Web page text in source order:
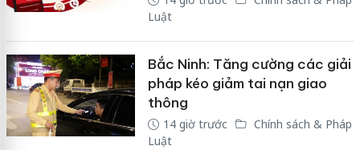
Luật
Bắc Ninh: Tăng cường các giải
pháp kéo giảm tai nạn giao
thông
14 giờ trước
Chính sách & Pháp
Luật